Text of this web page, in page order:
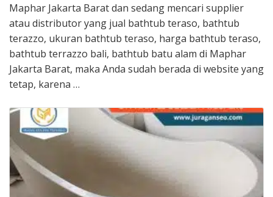
Maphar Jakarta Barat dan sedang mencari supplier
atau distributor yang jual bathtub teraso, bathtub
terazzo, ukuran bathtub teraso, harga bathtub teraso,
bathtub terrazzo bali, bathtub batu alam di Maphar
Jakarta Barat, maka Anda sudah berada di website yang
tetap, karena …